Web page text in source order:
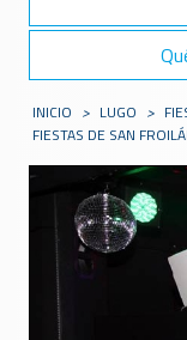
INICIO > LUGO >
FIESTAS DE SAN